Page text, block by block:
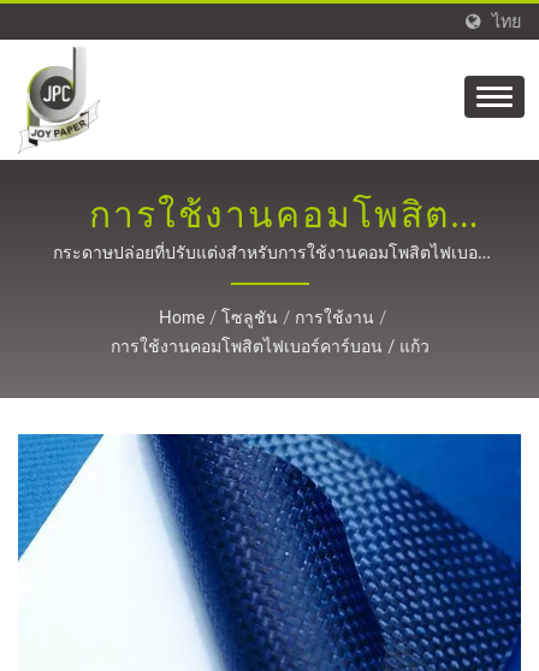
ไทย
การใช้งานคอมโพสิต
ไฟเบอร์คาร์บอน / แก้ว |
ผลิตภัณฑ์กระดาษที่ยั่งยืน
และโซลูชันการเคลือบ
แบบกำหนดเองโดย JPC
กระดาษปล่อยที่ปรับแต่งสำหรับการใช้งานคอมโพสิตไฟเบอร์
คาร์บอน / แก้ว | เทคโนโลยีการเคลือบที่แม่นยำสำหรับ
ไฟเบอร์คาร์บอน, บรรจุภัณฑ์, ป้าย, การแพทย์, และเทปกาว
ตั้งแต่ปี 1988.
Home / โซลูชัน / การใช้งาน /
การใช้งานคอมโพสิตไฟเบอร์คาร์บอน / แก้ว